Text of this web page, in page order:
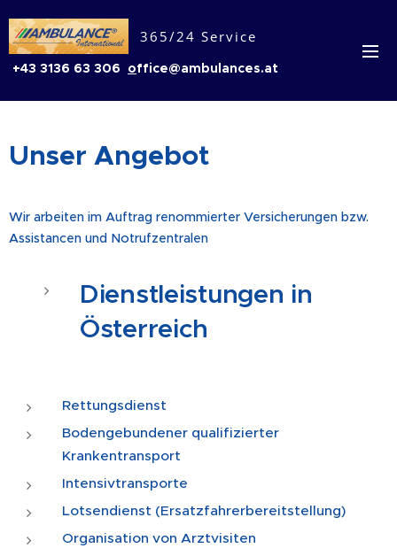
365/24 Service
+43 3136 63 306 office@ambulances.at
Unser Angebot
Wir arbeiten im Auftrag renommierter Versicherungen bzw.
Assistancen und Notrufzentralen
Dienstleistungen in
Österreich
Rettungsdienst
Bodengebundener qualifizierter
Krankentransport
Intensivtransporte
Lotsendienst (Ersatzfahrerbereitstellung)
Organisation von Arztvisiten